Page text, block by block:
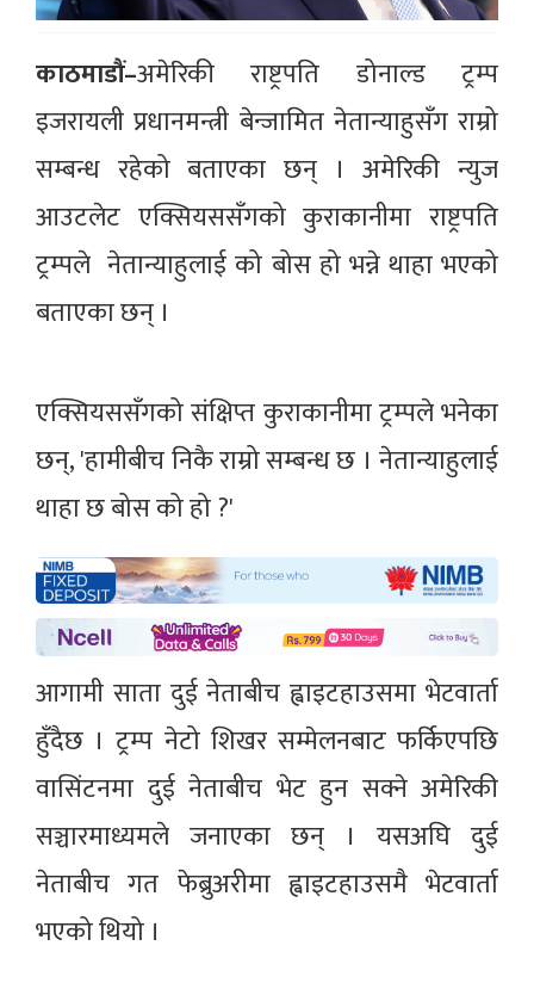
काठमाडौं–अमेरिकी राष्ट्रपति डोनाल्ड ट्रम्प
इजरायली प्रधानमन्त्री बेन्जामित नेतान्याहुसँग राम्रो
सम्बन्ध रहेको बताएका छन् । अमेरिकी न्युज
आउटलेट एक्सियससँगको कुराकानीमा राष्ट्रपति
ट्रम्पले नेतान्याहुलाई को बोस हो भन्ने थाहा भएको
बताएका छन् ।
एक्सियससँगको संक्षिप्त कुराकानीमा ट्रम्पले भनेका
छन्, 'हामीबीच निकै राम्रो सम्बन्ध छ । नेतान्याहुलाई
थाहा छ बोस को हो ?'
आगामी साता दुई नेताबीच ह्वाइटहाउसमा भेटवार्ता
हुँदैछ । ट्रम्प नेटो शिखर सम्मेलनबाट फर्किएपछि
वासिंटनमा दुई नेताबीच भेट हुन सक्ने अमेरिकी
सञ्चारमाध्यमले जनाएका छन् । यसअघि दुई
नेताबीच गत फेब्रुअरीमा ह्वाइटहाउसमै भेटवार्ता
भएको थियो ।